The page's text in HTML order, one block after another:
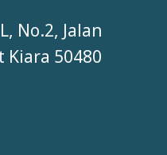
No.2, Jalan
Kiara 50480